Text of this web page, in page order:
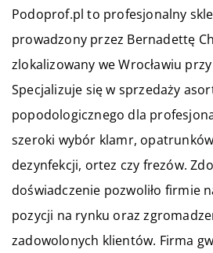
Podoprof.pl to profesjonalny
prowadzony przez Bernadettę
zlokalizowany we Wrocławiu
Specjalizuje się w sprzedaży
popodologicznego dla
szeroki wybór klamr,
dezynfekcji, ortez czy frezów.
doświadczenie pozwoliło firmie
pozycji na rynku oraz
zadowolonych klientów. Firma